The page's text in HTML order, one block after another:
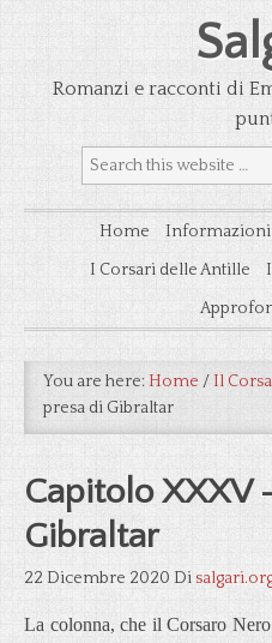
Romanzi e racconti di
Home Informazioni
I Corsari delle Antille
You are here: Home /Il
presa di Gibraltar
Capitolo XXXV
Gibraltar
22 Dicembre 2020 Di
La colonna, che il Corsaro